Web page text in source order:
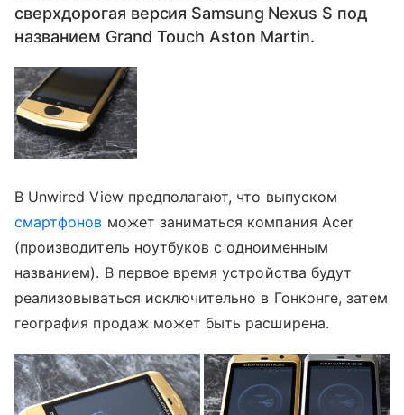
сверхдорогая версия Samsung Nexus S под
названием Grand Touch Aston Martin.
В Unwired View предполагают, что выпуском
смартфонов может заниматься компания Acer
(производитель ноутбуков с одноименным
названием). В первое время устройства будут
реализовываться исключительно в Гонконге, затем
география продаж может быть расширена.